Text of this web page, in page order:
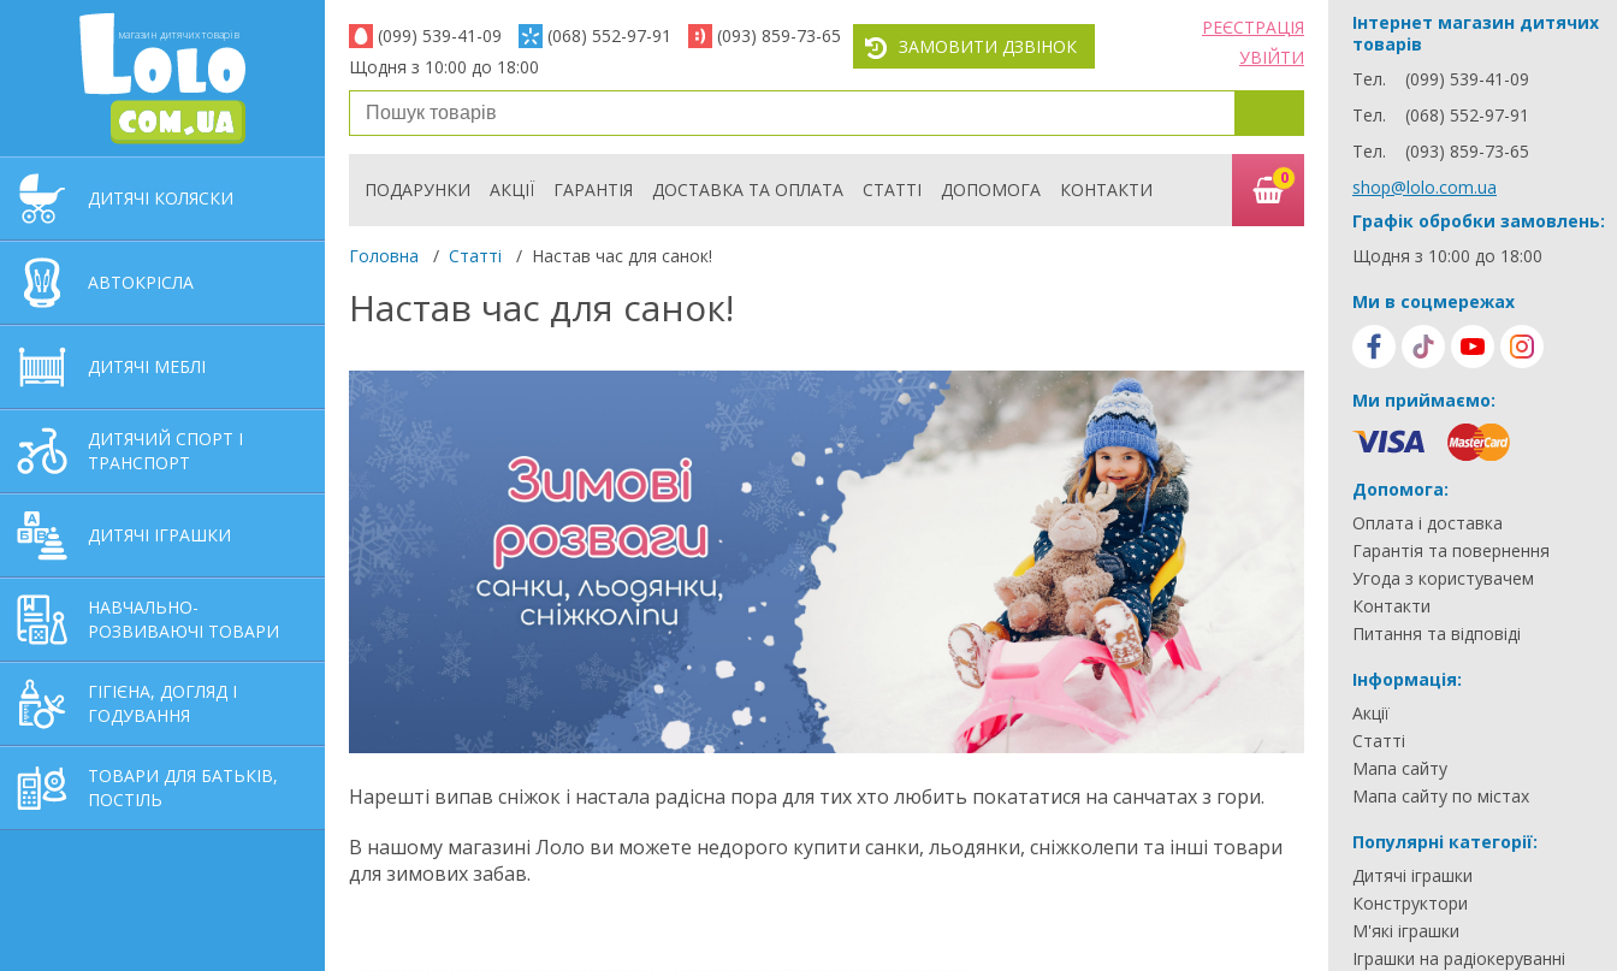
магазин дитячих товарів
ДИТЯЧІ КОЛЯСКИ
АВТОКРІСЛА
ДИТЯЧІ МЕБЛІ
ДИТЯЧИЙ СПОРТ І
ТРАНСПОРТ
ДИТЯЧІ ІГРАШКИ
НАВЧАЛЬНО-
РОЗВИВАЮЧІ ТОВАРИ
ГІГІЄНА, ДОГЛЯД І
ГОДУВАННЯ
ТОВАРИ ДЛЯ БАТЬКІВ,
ПОСТІЛЬ
(099) 539-41-09 (068) 552-97-91
(093) 859-73-65
Щодня з 10:00 до 18:00
ЗАМОВИТИ ДЗВІНОК
РЕЄСТРАЦІЯ
УВІЙТИ
ПОДАРУНКИ АКЦІЇ ГАРАНТІЯ ДОСТАВКА ТА ОПЛАТА СТАТТІ ДОПОМОГА КОНТАКТИ
0
Головна / Статті / Настав час для санок!
Настав час для санок!
Нарешті випав сніжок і настала радісна пора для тих хто любить покататися на санчатах з гори.
В нашому магазині Лоло ви можете недорого купити санки, льодянки, сніжколепи та інші товари
для зимових забав.
Інтернет магазин дитячих
товарів
Тел.
(099) 539-41-09
Тел.
(068) 552-97-91
Тел.
(093) 859-73-65
shop@lolo.com.ua
Графік обробки замовлень:
Щодня з 10:00 до 18:00
Ми в соцмережах
Ми приймаємо:
Допомога:
Оплата і доставка
Гарантія та повернення
Угода з користувачем
Контакти
Питання та відповіді
Інформація:
Акції
Статті
Мапа сайту
Мапа сайту по містах
Популярні категорії:
Дитячі іграшки
Конструктори
М'які іграшки
Іграшки на радіокеруванні